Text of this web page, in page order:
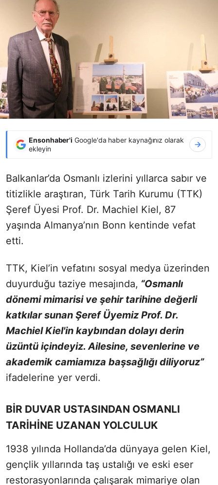
Ensonhaber'i Google'da haber kaynağınız olarak
ekleyin
Balkanlar’da Osmanlı izlerini yıllarca sabır ve
titizlikle araştıran, Türk Tarih Kurumu (TTK)
Şeref Üyesi Prof. Dr. Machiel Kiel, 87
yaşında Almanya’nın Bonn kentinde vefat
etti.
TTK, Kiel’in vefatını sosyal medya üzerinden
duyurduğu taziye mesajında, “Osmanlı
dönemi mimarisi ve şehir tarihine değerli
katkılar sunan Şeref Üyemiz Prof. Dr.
Machiel Kiel'in kaybından dolayı derin
üzüntü içindeyiz. Ailesine, sevenlerine ve
akademik camiamıza başsağlığı diliyoruz”
ifadelerine yer verdi.
BİR DUVAR USTASINDAN OSMANLI
TARİHİNE UZANAN YOLCULUK
1938 yılında Hollanda’da dünyaya gelen Kiel,
gençlik yıllarında taş ustalığı ve eski eser
restorasyonlarında çalışarak mimariye olan